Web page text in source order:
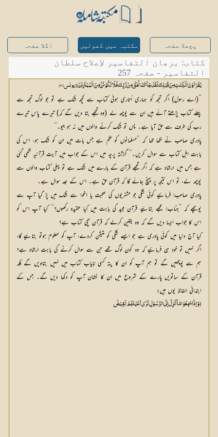
پچھلا صفحہ مکتبہ میں کھولیں اگلا صفحہ
کتاب: برھان التفاسیر لإصلاح سلطان
التفاسیر - صفحہ 257
یَقْرَئُ وْنَ الْکِتٰبَ مِنْ قَبْلِکَ لَقَدْ جَآئَ کَ الْحَقُّ مِنْ رَّبِّکَ فَلَا تَکُوْنَنَّ مِنَ الْمُمْتَرِیْنَ} [یونس: 94]
’’(اے رسول) اگر تجھ کو ہماری اُتاری ہوئی کتاب سے کچھ شک ہے تو جو لوگ تجھ سے
پہلے کتاب پڑھتے آئے ہیں ان سے پوچھ لے (وہ تجھے بتا دیں گے کہ) تیرے پاس تیرے
رب کی طرف سے حق آیا ہے۔ پس تو شک کرنے والوں میں نہ ہو جیو۔‘‘
پادری صاحب نے لکھا تھا کہ ’’مسلمانوں کو حکم ہے جس بات میں ان کو شک ہو، اس کی
بابت اہل کتاب سے سوال کریں۔‘‘ گزشتہ پرچہ میں اس کے جواب میں آیت قرآنیہ لکھی گئی
ہے جس میں ارشاد ہے کہ اگر تجھے قرآن کے بارے میں شک ہے تو پہلی کتاب والوں سے
پوچھ لے، تو اس نتیجہ پر پہنچ جائے گا کہ قرآن حق ہے۔ اس کے بعد سوال ہے۔
پادری صاحب! فرمائیے کوئی شکّی جو مشنریوں کی صحبت یا اغوا سے شک میں پڑ گیا آپ سے
پوچھے کہ ’’جناب! مجھے بتائیے قرآن مجید کی بابت میں کیا عقیدہ رکھوں؟‘‘ کیا آپ اس کو
اس کا جواب ایسا دیں گے کہ وہ یقین کرلے کہ قرآن سچی کتاب ہے؟
کیا آج دنیا میں کوئی پادری ہے جو ایسے شکّی کو متیقّن کردے، آپ کو معلوم ہوتو بتائیے گا،
اگر نہیں تو خود ہی فرمائیے کہ وہ کون لوگ تھے جن سے سوال کرنے کی بابت ارشاد ہے؟
ہم سے پوچھیں گے تو ہم آپ کو ان کا پتہ کسی نایاب کتاب میں نہیں بتاویں گے بلکہ
قرآن کے ساتویں پارے کے شروع میں ان کا نشان آپ کو دکھا دیں گے۔ جس کے
ابتدائی الفاظ یوں ہیں:
{ وَ اِذَا سَمِعُوْا مَآ اُنْزِلَ اِلَی الرَّسُوْلِ تَرٰٓی اَعْیُنَھُمْ تَفِیْضُ